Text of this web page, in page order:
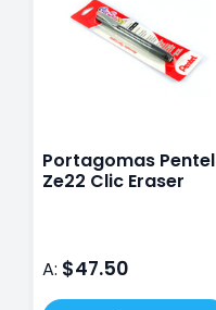
Portagomas Pentel
Ze22 Clic Eraser
A: $47.50